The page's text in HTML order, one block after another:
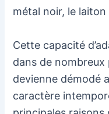
métal noir, le
Cette capacité
dans de nombreux
devienne démodé
caractère